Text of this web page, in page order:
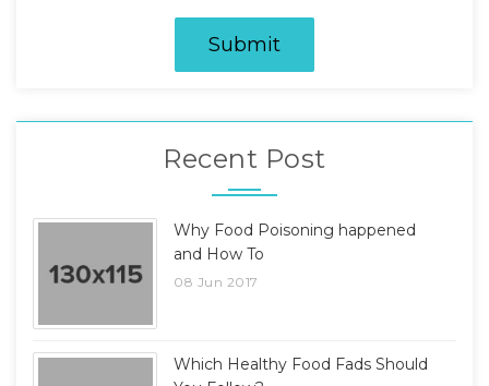
Submit
Recent Post
Why Food Poisoning happened
and How To
08 Jun 2017
Which Healthy Food Fads Should